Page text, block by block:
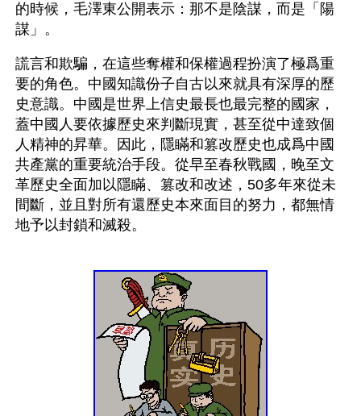
的時候，毛澤東公開表示：那不是陰謀，而是「陽
謀」。
謊言和欺騙，在這些奪權和保權過程扮演了極爲重
要的角色。中國知識份子自古以來就具有深厚的歷
史意識。中國是世界上信史最長也最完整的國家，
蓋中國人要依據歷史來判斷現實，甚至從中達致個
人精神的昇華。因此，隱瞞和篡改歷史也成爲中國
共產黨的重要統治手段。從早至春秋戰國，晚至文
革歷史全面加以隱瞞、篡改和改述，50多年來從未
間斷，並且對所有還歷史本來面目的努力，都無情
地予以封鎖和滅殺。